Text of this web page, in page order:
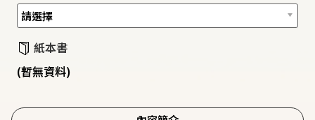
紙本書
(暫無資料)